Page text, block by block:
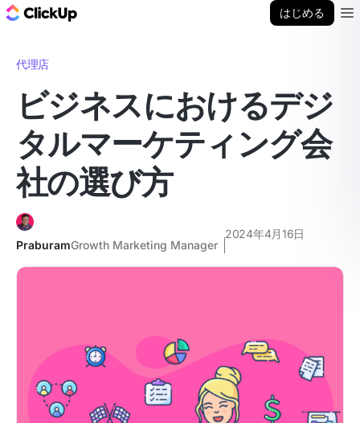
はじめる
代理店
ビジネスにおけるデジ
タルマーケティング会
社の選び方
PraburamGrowth Marketing Manager
2024年4月16日